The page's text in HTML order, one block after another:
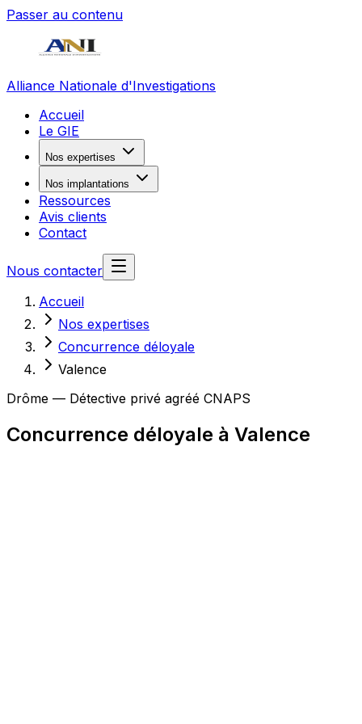
Passer au contenu
Alliance Nationale d'Investigations
Accueil
Le GIE
Nos expertises
Nos implantations
Ressources
Avis clients
Contact
Nous contacter
Accueil
Nos expertises
Concurrence déloyale
Valence
Drôme — Détective privé agréé CNAPS
Concurrence déloyale à Valence